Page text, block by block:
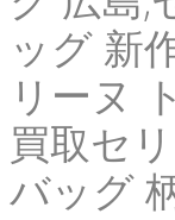
ッグ 新
リーヌ
買取セ
バッグ